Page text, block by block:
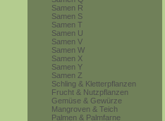
Samen R
Samen S
Samen T
Samen U
Samen V
Samen W
Samen X
Samen Y
Samen Z
Schling & Kletterpflanzen
Frucht & Nutzpflanzen
Gemüse & Gewürze
Mangroven & Teich
Palmen & Palmfarne